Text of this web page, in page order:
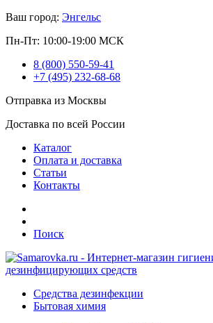
Ваш город: Энгельс
Пн-Пт: 10:00-19:00 МСК
8 (800) 550-59-41
+7 (495) 232-68-68
Отправка из Москвы
Доставка по всей России
Каталог
Оплата и доставка
Статьи
Контакты
Поиск
Средства дезинфекции
Бытовая химия